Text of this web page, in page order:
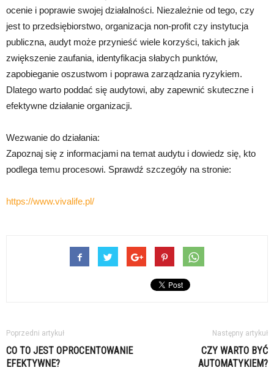
ocenie i poprawie swojej działalności. Niezależnie od tego, czy
jest to przedsiębiorstwo, organizacja non-profit czy instytucja
publiczna, audyt może przynieść wiele korzyści, takich jak
zwiększenie zaufania, identyfikacja słabych punktów,
zapobieganie oszustwom i poprawa zarządzania ryzykiem.
Dlatego warto poddać się audytowi, aby zapewnić skuteczne i
efektywne działanie organizacji.
Wezwanie do działania:
Zapoznaj się z informacjami na temat audytu i dowiedz się, kto
podlega temu procesowi. Sprawdź szczegóły na stronie:
https://www.vivalife.pl/
Poprzedni artykuł
CO TO JEST OPROCENTOWANIE
EFEKTYWNE?
Następny artykuł
CZY WARTO BYĆ
AUTOMATYKIEM?